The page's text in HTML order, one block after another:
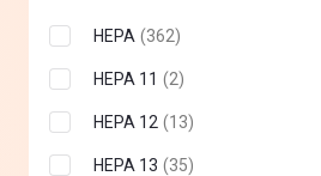
HEPA (362)
HEPA 11 (2)
HEPA 12 (13)
HEPA 13 (35)